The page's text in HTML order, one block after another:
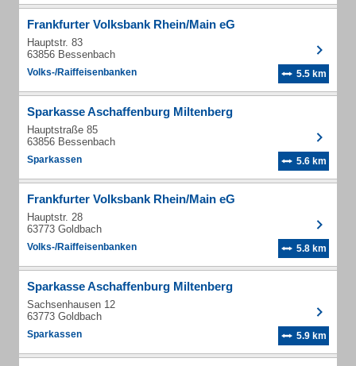
Frankfurter Volksbank Rhein/Main eG
Hauptstr. 83
63856 Bessenbach
Volks-/Raiffeisenbanken 5.5 km
Sparkasse Aschaffenburg Miltenberg
Hauptstraße 85
63856 Bessenbach
Sparkassen 5.6 km
Frankfurter Volksbank Rhein/Main eG
Hauptstr. 28
63773 Goldbach
Volks-/Raiffeisenbanken 5.8 km
Sparkasse Aschaffenburg Miltenberg
Sachsenhausen 12
63773 Goldbach
Sparkassen 5.9 km